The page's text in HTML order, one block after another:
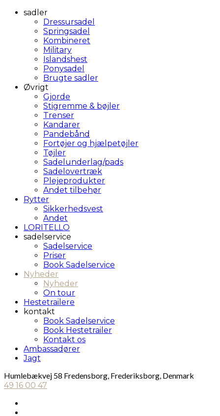
sadler
Dressursadel
Springsadel
Kombineret
Military
Islandshest
Ponysadel
Brugte sadler
Øvrigt
Gjorde
Stigremme & bøjler
Trenser
Kandarer
Pandebånd
Fortøjer og hjælpetøjler
Tøjler
Sadelunderlag/pads
Sadelovertræk
Plejeprodukter
Andet tilbehør
Rytter
Sikkerhedsvest
Andet
LORITELLO
sadelservice
Sadelservice
Priser
Book Sadelservice
Nyheder
Nyheder
On tour
Hestetrailere
kontakt
Book Sadelservice
Book Hestetrailer
Kontakt os
Ambassadører
Jagt
Humlebækvej 58 Fredensborg, Frederiksborg, Denmark
49 16 00 47